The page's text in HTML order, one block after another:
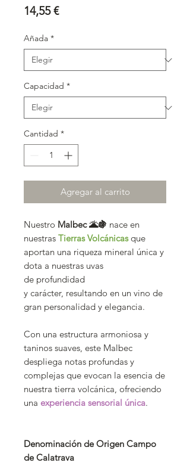
14,55 €Precio
Añada *
Capacidad *
Cantidad *
Agregar al carrito
Nuestro Malbec 🌋🍇 nace en
nuestras Tierras Volcánicas que
aportan una riqueza mineral única y
dota a nuestras uvas
de profundidad
y carácter, resultando en un vino de
gran personalidad y elegancia.
Con una estructura armoniosa y
taninos suaves, este Malbec
despliega notas profundas y
complejas que evocan la esencia de
nuestra tierra volcánica, ofreciendo
una experiencia sensorial única.
Denominación de Origen Campo
de Calatrava